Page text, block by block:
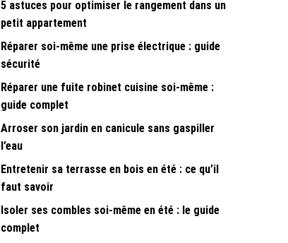
5 astuces pour optimiser le rangement dans un
petit appartement
Réparer soi-même une prise électrique : guide
sécurité
Réparer une fuite robinet cuisine soi-même :
guide complet
Arroser son jardin en canicule sans gaspiller
l’eau
Entretenir sa terrasse en bois en été : ce qu’il
faut savoir
Isoler ses combles soi-même en été : le guide
complet